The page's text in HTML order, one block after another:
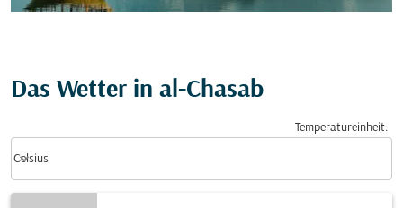
Das Wetter in al-Chasab
Temperatureinheit:
Celsius
keyboard_arrow_down